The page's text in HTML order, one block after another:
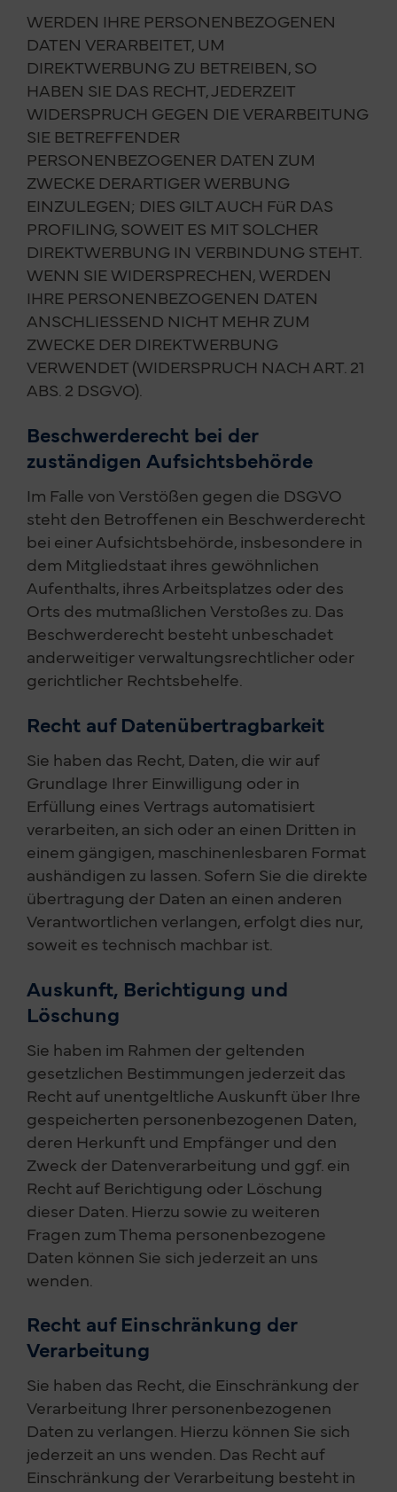
WERDEN IHRE PERSONENBEZOGENEN
DATEN VERARBEITET, UM
DIREKTWERBUNG ZU BETREIBEN, SO
HABEN SIE DAS RECHT, JEDERZEIT
WIDERSPRUCH GEGEN DIE VERARBEITUNG
SIE BETREFFENDER
PERSONENBEZOGENER DATEN ZUM
ZWECKE DERARTIGER WERBUNG
EINZULEGEN; DIES GILT AUCH FüR DAS
PROFILING, SOWEIT ES MIT SOLCHER
DIREKTWERBUNG IN VERBINDUNG STEHT.
WENN SIE WIDERSPRECHEN, WERDEN
IHRE PERSONENBEZOGENEN DATEN
ANSCHLIESSEND NICHT MEHR ZUM
ZWECKE DER DIREKTWERBUNG
VERWENDET (WIDERSPRUCH NACH ART. 21
ABS. 2 DSGVO).
Beschwerde­recht bei der
zuständigen Aufsichts­behörde
Im Falle von Verstößen gegen die DSGVO
steht den Betroffenen ein Beschwerderecht
bei einer Aufsichtsbehörde, insbesondere in
dem Mitgliedstaat ihres gewöhnlichen
Aufenthalts, ihres Arbeitsplatzes oder des
Orts des mutmaßlichen Verstoßes zu. Das
Beschwerderecht besteht unbeschadet
anderweitiger verwaltungsrechtlicher oder
gerichtlicher Rechtsbehelfe.
Recht auf Daten­übertrag­barkeit
Sie haben das Recht, Daten, die wir auf
Grundlage Ihrer Einwilligung oder in
Erfüllung eines Vertrags automatisiert
verarbeiten, an sich oder an einen Dritten in
einem gängigen, maschinenlesbaren Format
aushändigen zu lassen. Sofern Sie die direkte
übertragung der Daten an einen anderen
Verantwortlichen verlangen, erfolgt dies nur,
soweit es technisch machbar ist.
Auskunft, Berichtigung und
Löschung
Sie haben im Rahmen der geltenden
gesetzlichen Bestimmungen jederzeit das
Recht auf unentgeltliche Auskunft über Ihre
gespeicherten personenbezogenen Daten,
deren Herkunft und Empfänger und den
Zweck der Datenverarbeitung und ggf. ein
Recht auf Berichtigung oder Löschung
dieser Daten. Hierzu sowie zu weiteren
Fragen zum Thema personenbezogene
Daten können Sie sich jederzeit an uns
wenden.
Recht auf Einschränkung der
Verarbeitung
Sie haben das Recht, die Einschränkung der
Verarbeitung Ihrer personenbezogenen
Daten zu verlangen. Hierzu können Sie sich
jederzeit an uns wenden. Das Recht auf
Einschränkung der Verarbeitung besteht in